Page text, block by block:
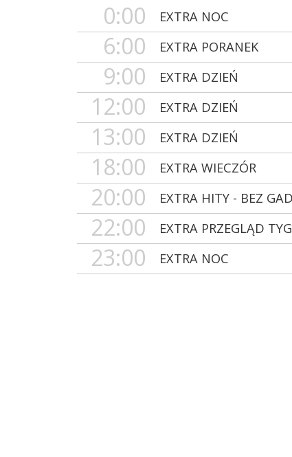
0:00 EXTRA NOC
6:00 EXTRA PORANEK
9:00 EXTRA DZIEŃ
12:00 EXTRA DZIEŃ
13:00 EXTRA DZIEŃ
18:00 EXTRA WIECZÓR
20:00 EXTRA HITY - BEZ
22:00 EXTRA PRZEGLĄD
23:00 EXTRA NOC